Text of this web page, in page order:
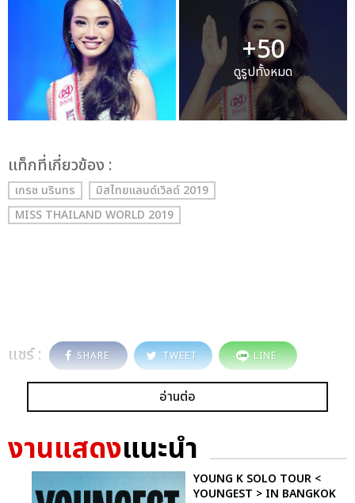
+50
ดูรูปทั้งหมด
เเท็กที่เกี่ยวข้อง :
เกรซ นรินทร
มิสไทยแลนด์เวิลด์ 2019
MISS THAILAND WORLD 2019
แชร์ : SHARE TWEET LINE
อ่านต่อ
งานแสดงแนะนำ
YOUNG K SOLO TOUR <
YOUNGEST > IN BANGKOK